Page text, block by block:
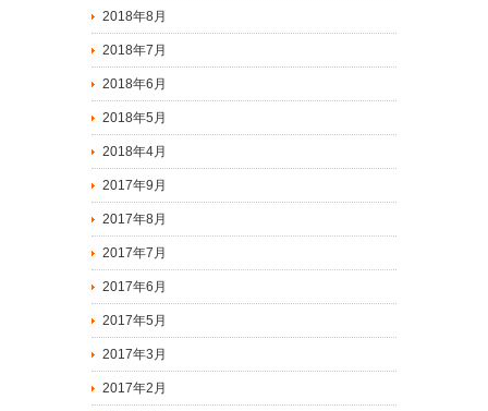
2018年8月
2018年7月
2018年6月
2018年5月
2018年4月
2017年9月
2017年8月
2017年7月
2017年6月
2017年5月
2017年3月
2017年2月